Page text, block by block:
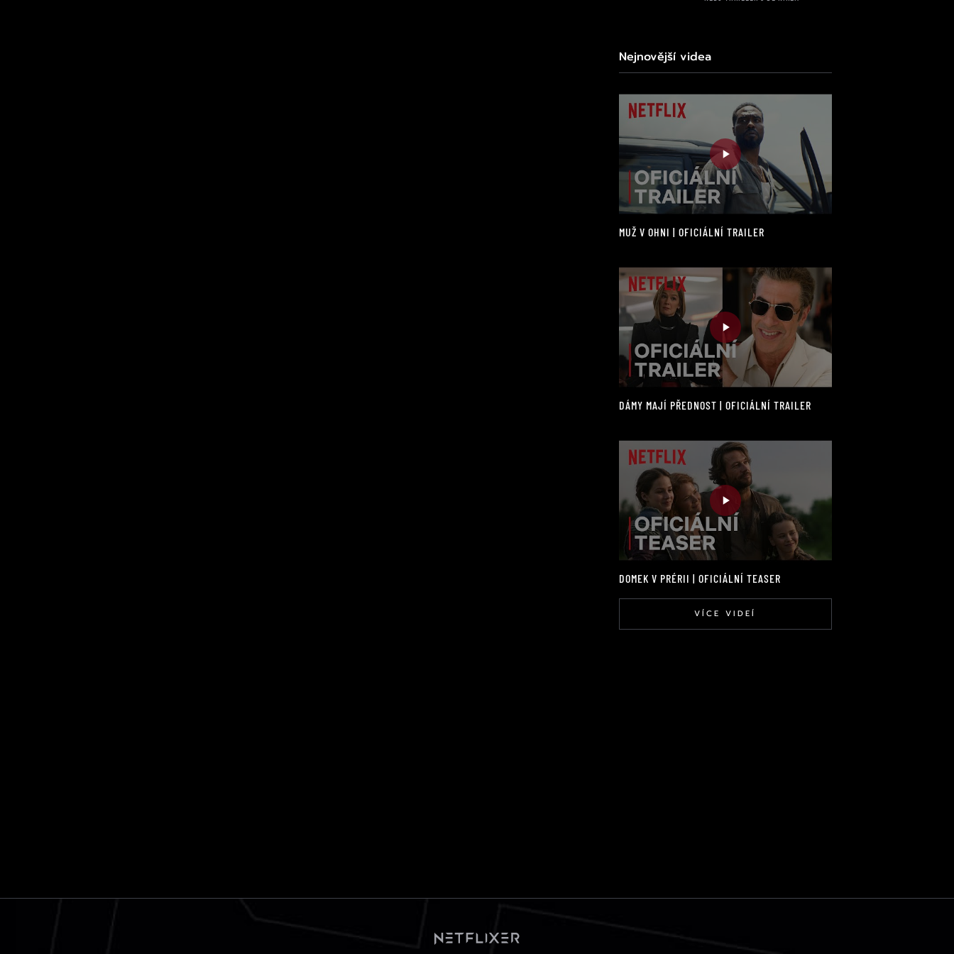
Nejnovější videa
MUŽ V OHNI | OFICIÁLNÍ TRAILER
DÁMY MAJÍ PŘEDNOST | OFICIÁLNÍ TRAILER
DOMEK V PRÉRII | OFICIÁLNÍ TEASER
VÍCE VIDEÍ